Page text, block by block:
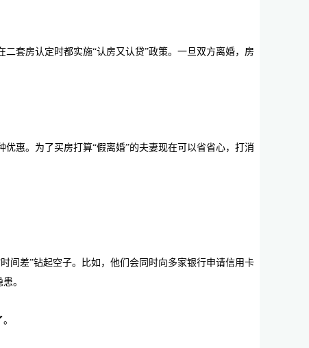
套房认定时都实施“认房又认贷”政策。一旦双方离婚，房
惠。为了买房打算“假离婚”的夫妻现在可以省省心，打消
间差”钻起空子。比如，他们会同时向多家银行申请信用卡
。